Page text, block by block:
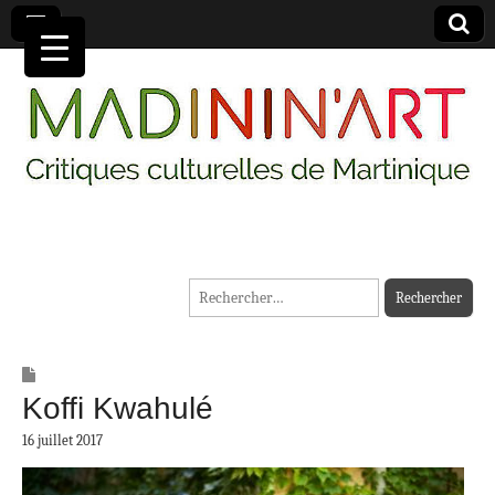
MADININ'ART
Rechercher :
Koffi Kwahulé
16 juillet 2017